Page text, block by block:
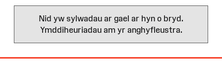
Nid yw sylwadau ar gael ar hyn o bryd.
Ymddiheuriadau am yr anghyfleustra.